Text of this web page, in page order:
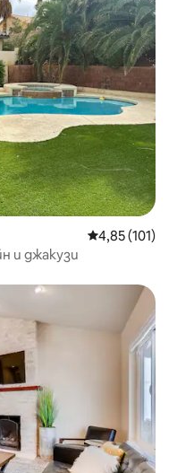
Средна
4,85 (101)
и джакузи